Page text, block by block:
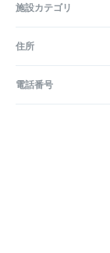
施設カテゴリ
住所
電話番号